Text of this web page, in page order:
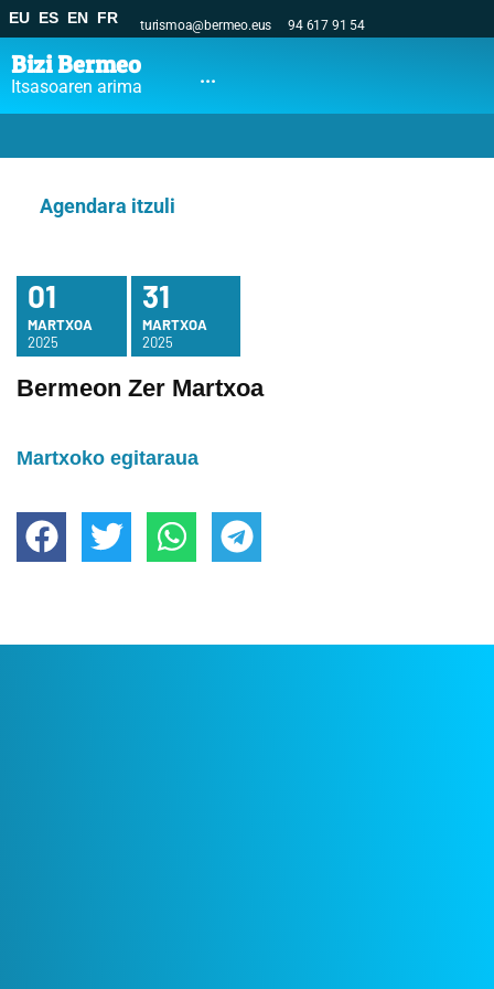
EU ES EN FR turismoa@bermeo.eus 94 617 91 54
Bizi Bermeo
Itsasoaren arima ...
Agendara itzuli
01
MARTXOA
2025
31
MARTXOA
2025
Bermeon Zer Martxoa
Martxoko egitaraua